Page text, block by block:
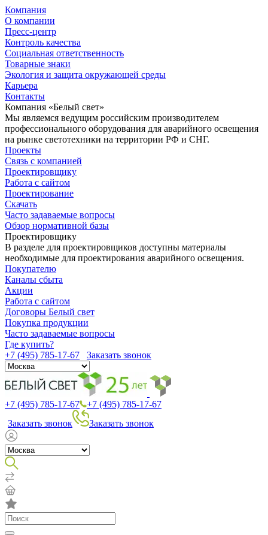
Компания
О компании
Пресс-центр
Контроль качества
Социальная ответственность
Товарные знаки
Экология и защита окружающей среды
Карьера
Контакты
Компания «Белый свет»
Мы являемся ведущим российским производителем
профессионального оборудования для аварийного освещения
на рынке светотехники на территории РФ и СНГ.
Проекты
Связь с компанией
Проектировщику
Работа с сайтом
Проектирование
Скачать
Часто задаваемые вопросы
Обзор нормативной базы
Проектировщику
В разделе для проектировщиков доступны материалы
необходимые для проектирования аварийного освещения.
Покупателю
Каналы сбыта
Акции
Работа с сайтом
Договоры Белый свет
Покупка продукции
Часто задаваемые вопросы
Где купить?
+7 (495) 785-17-67
Заказать звонок
+7 (495) 785-17-67
+7 (495) 785-17-67
Заказать звонок
Заказать звонок